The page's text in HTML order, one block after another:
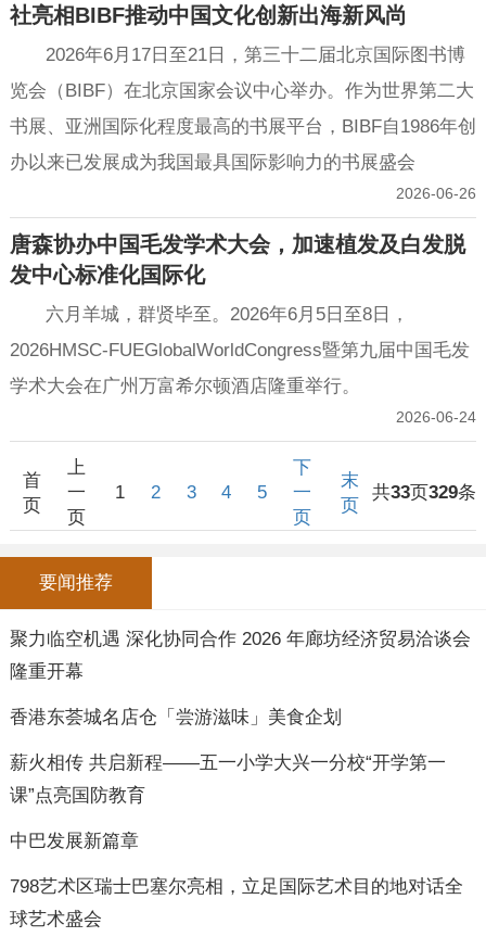
社亮相BIBF推动中国文化创新出海新风尚
2026年6月17日至21日，第三十二届北京国际图书博
览会（BIBF）在北京国家会议中心举办。作为世界第二大
书展、亚洲国际化程度最高的书展平台，BIBF自1986年创
办以来已发展成为我国最具国际影响力的书展盛会
2026-06-26
唐森协办中国毛发学术大会，加速植发及白发脱
发中心标准化国际化
六月羊城，群贤毕至。2026年6月5日至8日，
2026HMSC-FUEGlobalWorldCongress暨第九届中国毛发
学术大会在广州万富希尔顿酒店隆重举行。
2026-06-24
首
页
上
一
页
1 2 3 4 5
下
一
页
末
页
共33页329条
要闻推荐
聚力临空机遇 深化协同合作 2026 年廊坊经济贸易洽谈会
隆重开幕
香港东荟城名店仓「尝游滋味」美食企划
薪火相传 共启新程——五一小学大兴一分校“开学第一
课”点亮国防教育
中巴发展新篇章
798艺术区瑞士巴塞尔亮相，立足国际艺术目的地对话全
球艺术盛会